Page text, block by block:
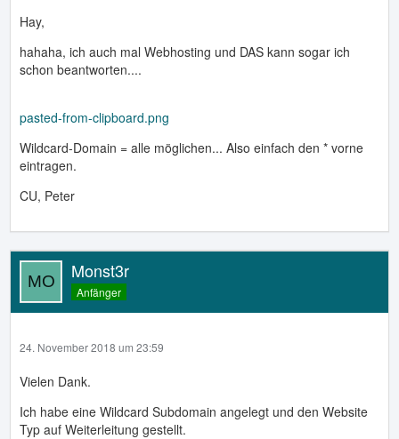
Hay,
hahaha, ich auch mal Webhosting und DAS kann sogar ich
schon beantworten....
pasted-from-clipboard.png
Wildcard-Domain = alle möglichen... Also einfach den * vorne
eintragen.
CU, Peter
Monst3r
Anfänger
24. November 2018 um 23:59
Vielen Dank.
Ich habe eine Wildcard Subdomain angelegt und den Website
Typ auf Weiterleitung gestellt.